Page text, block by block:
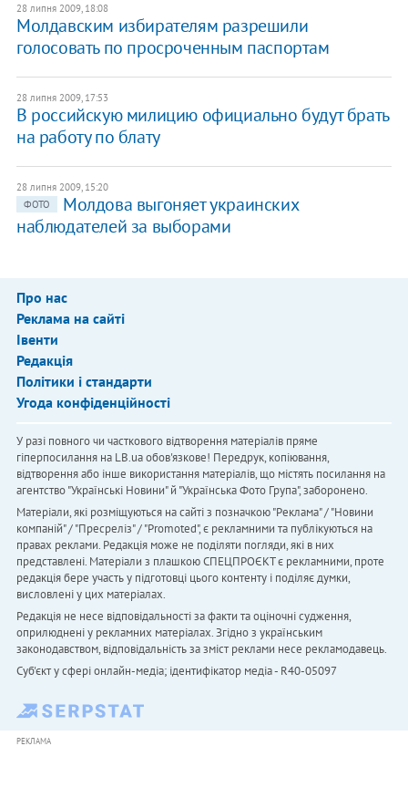
28 липня 2009, 18:08
Молдавским избирателям разрешили
голосовать по просроченным паспортам
28 липня 2009, 17:53
В российскую милицию официально будут брать
на работу по блату
28 липня 2009, 15:20
ФОТО
Молдова выгоняет украинских
наблюдателей за выборами
Про нас
Реклама на сайті
Івенти
Редакція
Політики і стандарти
Угода конфіденційності
У разі повного чи часткового відтворення матеріалів пряме
гіперпосилання на LB.ua обов'язкове! Передрук, копіювання,
відтворення або інше використання матеріалів, що містять посилання на
агентство "Українськi Новини" й "Українська Фото Група", заборонено.
Матеріали, які розміщуються на сайті з позначкою "Реклама" / "Новини
компаній" / "Пресреліз" / "Promoted", є рекламними та публікуються на
правах реклами. Редакція може не поділяти погляди, які в них
представлені. Матеріали з плашкою СПЕЦПРОЄКТ є рекламними, проте
редакція бере участь у підготовці цього контенту і поділяє думки,
висловлені у цих матеріалах.
Редакція не несе відповідальності за факти та оціночні судження,
оприлюднені у рекламних матеріалах. Згідно з українським
законодавством, відповідальність за зміст реклами несе рекламодавець.
Cуб'єкт у сфері онлайн-медіа; ідентифікатор медіа - R40-05097
РЕКЛАМА